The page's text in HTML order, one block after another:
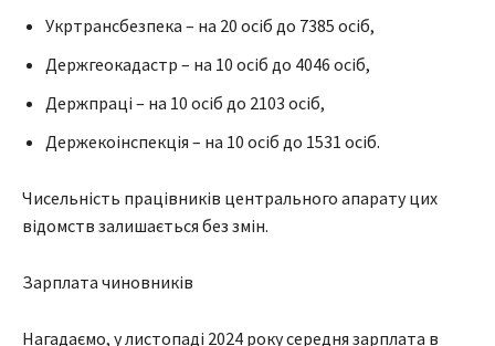
Укртрансбезпека – на 20 осіб до 7385 осіб,
Держгеокадастр – на 10 осіб до 4046 осіб,
Держпраці – на 10 осіб до 2103 осіб,
Держекоінспекція – на 10 осіб до 1531 осіб.
Чисельність працівників центрального апарату цих
відомств залишається без змін.
Зарплата чиновників
Нагадаємо, у листопаді 2024 року середня зарплата в